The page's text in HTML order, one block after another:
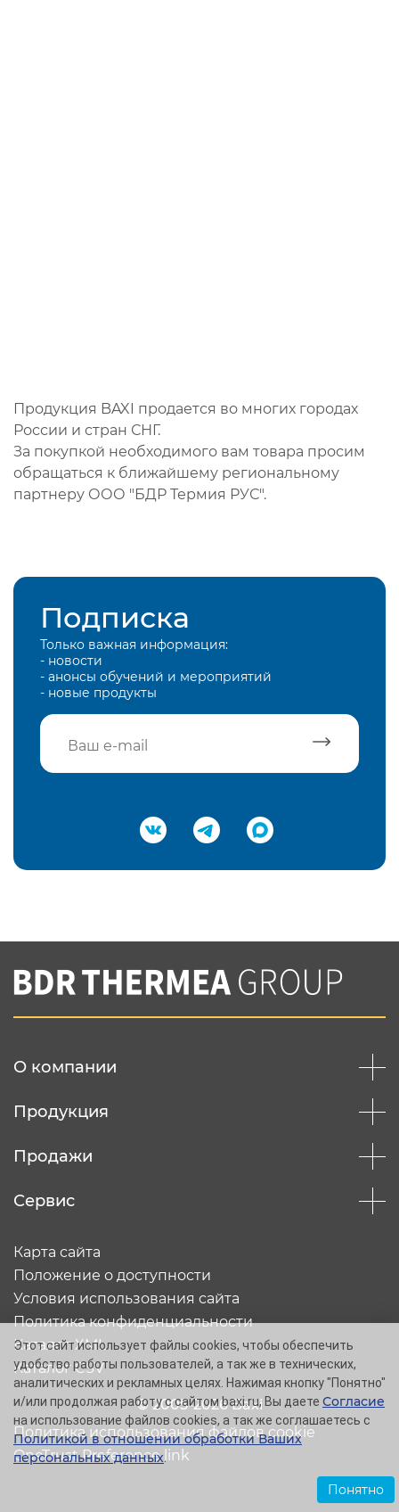
Продукция BAXI продается во многих городах
России и стран СНГ.
За покупкой необходимого вам товара просим
обращаться к ближайшему региональному
партнеру ООО "БДР Термия РУС".
Подписка
Только важная информация:
- новости
- анонсы обучений и мероприятий
- новые продукты
Подтвердить e-mail
Вы соглашаетесь с нашей политикой
конфеденциальности
О компании
Продукция
Продажи
Сервис
© 2005-2026 Baxi
Карта сайта
Положение о доступности
Условия использования сайта
Политика конфиденциальности
Каталог XML
Каталог CSV
Политика использования файлов cookie
OneTrust Preference link
Этот сайт использует файлы cookies, чтобы обеспечить
удобство работы пользователей, а так же в технических,
аналитических и рекламных целях. Нажимая кнопку "Понятно"
и/или продолжая работу с сайтом baxi.ru, Вы даете Согласие
на использование файлов cookies, а так же соглашаетесь с
Политикой в отношении обработки Ваших
персональных данных.
Понятно